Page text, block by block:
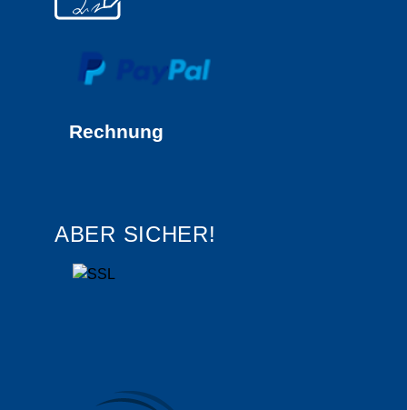
Rechnung
ABER SICHER!